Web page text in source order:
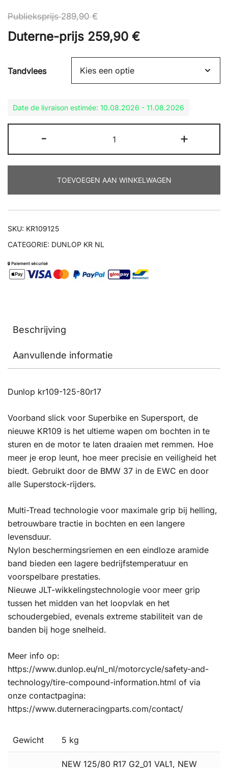
Publieksprijs289,90€
Duterne-prijs 259,90 €
Tandvlees
Date de livraison estimée: 10.08.2026 - 11.08.2026
-
125/80R17
aantal
+
TOEVOEGEN AAN WINKELWAGEN
SKU: KR109125
CATEGORIE: DUNLOP KR NL
🔒 Paiement sécurisé
Beschrijving
Aanvullende informatie
Dunlop kr109-125-80r17
Voorband slick voor Superbike en Supersport, de
nieuwe KR109 is het ultieme wapen om bochten in te
sturen en de motor te laten draaien met remmen. Hoe
meer je erop leunt, hoe meer precisie en veiligheid het
biedt. Gebruikt door de BMW 37 in de EWC en door
alle Superstock-rijders.
Multi-Tread technologie voor maximale grip bij helling,
betrouwbare tractie in bochten en een langere
levensduur.
Nylon beschermingsriemen en een eindloze aramide
band bieden een lagere bedrijfstemperatuur en
voorspelbare prestaties.
Nieuwe JLT-wikkelingstechnologie voor meer grip
tussen het midden van het loopvlak en het
schoudergebied, evenals extreme stabiliteit van de
banden bij hoge snelheid.
Meer info op:
https://www.dunlop.eu/nl_nl/motorcycle/safety-and-
technology/tire-compound-information.html of via
onze contactpagina:
https://www.duterneracingparts.com/contact/
Gewicht 5 kg
NEW 125/80 R17 G2_01 VAL1, NEW